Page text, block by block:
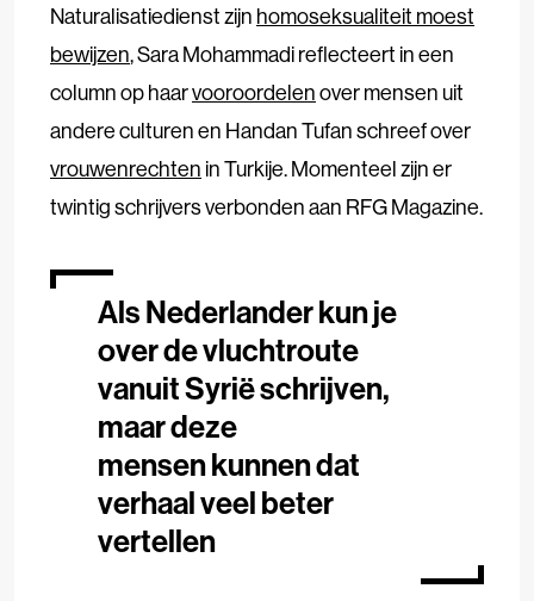
Naturalisatiedienst zijn homoseksualiteit moest
bewijzen, Sara Mohammadi reflecteert in een
column op haarvooroordelenover mensen uit
andere culturen en Handan Tufan schreef over
vrouwenrechten in Turkije. Momenteel zijn er
twintig schrijvers verbonden aan RFG Magazine.
Als Nederlander kun je
over de vluchtroute
vanuit Syrië schrijven,
maar deze
mensen kunnen dat
verhaal veel beter
vertellen